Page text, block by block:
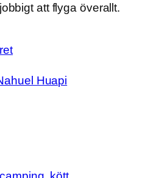
att flyga överallt.